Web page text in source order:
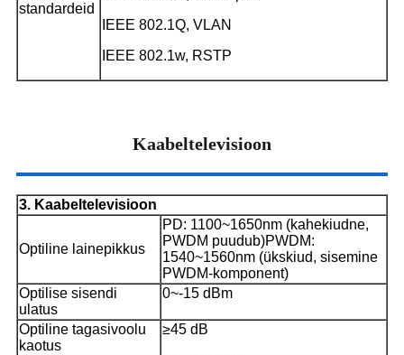
standardeid
IEEE 802.1Q, VLAN
IEEE 802.1w, RSTP
Kaabeltelevisioon
3. Kaabeltelevisioon
Optiline lainepikkus
PD: 1100~1650nm (kahekiudne,
PWDM puudub)PWDM:
1540~1560nm (ükskiud, sisemine
PWDM-komponent)
Optilise sisendi
ulatus
0~-15 dBm
Optiline tagasivoolu
kaotus
≥45 dB